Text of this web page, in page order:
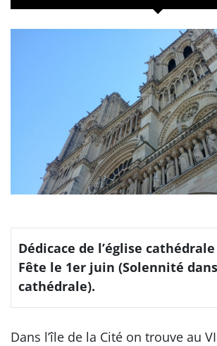
Dédicace de l’église cathédrale
Fête le 1er juin (Solennité
cathédrale).
Dans l’île de la Cité on trouve au